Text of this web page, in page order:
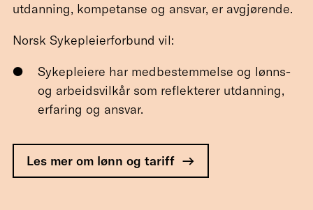
utdanning, kompetanse og ansvar, er avgjørende.
Norsk Sykepleierforbund vil:
Sykepleiere har medbestemmelse og lønns-
og arbeidsvilkår som reflekterer utdanning,
erfaring og ansvar.
Les mer om lønn og tariff